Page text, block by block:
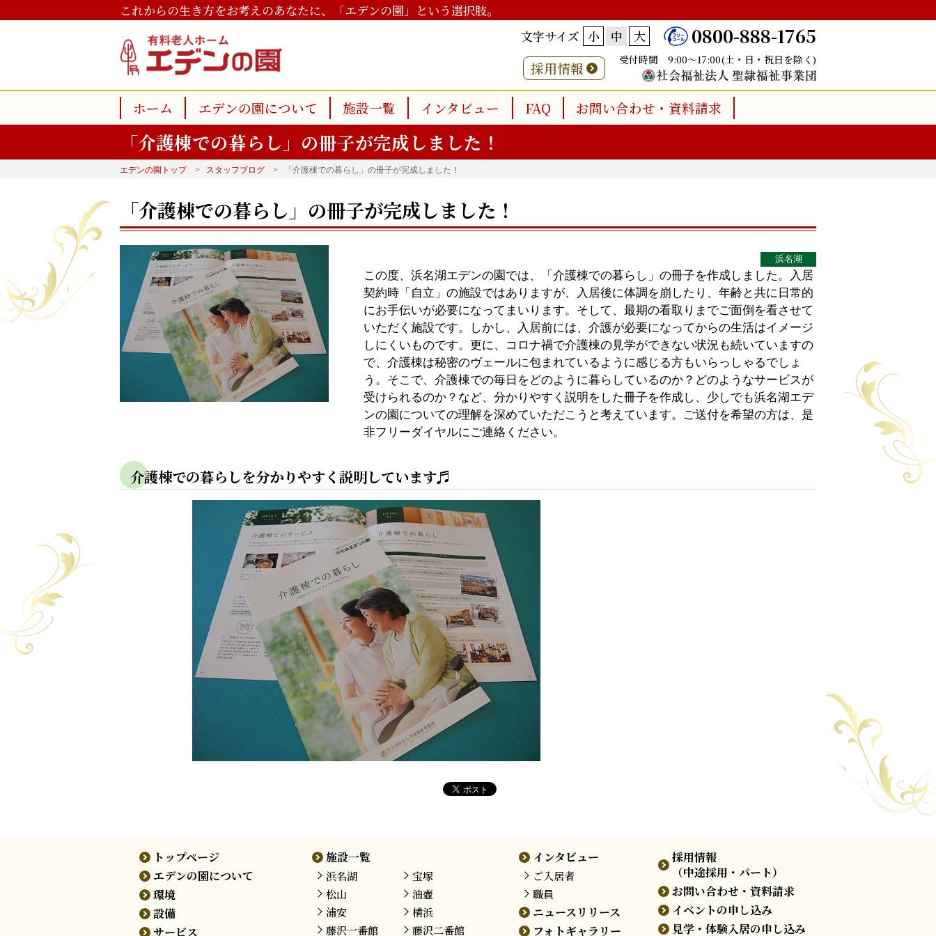
これからの生き方をお考えのあなたに、「エデンの園」という選択肢。
文字サイズ 小 中 大 0800-888-1765
採用情報 受付時間 9:00～17:00(土・日・祝日を除く)
ホーム エデンの園について 施設一覧 インタビュー FAQ お問い合わせ・資料請求
「介護棟での暮らし」の冊子が完成しました！
エデンの園トップ スタッフブログ 「介護棟での暮らし」の冊子が完成しました！
「介護棟での暮らし」の冊子が完成しました！
浜名湖
この度、浜名湖エデンの園では、「介護棟での暮らし」の冊子を作成しました。入居
契約時「自立」の施設ではありますが、入居後に体調を崩したり、年齢と共に日常的
にお手伝いが必要になってまいります。そして、最期の看取りまでご面倒を看させて
いただく施設です。しかし、入居前には、介護が必要になってからの生活はイメージ
しにくいものです。更に、コロナ禍で介護棟の見学ができない状況も続いていますの
で、介護棟は秘密のヴェールに包まれているように感じる方もいらっしゃるでしょ
う。そこで、介護棟での毎日をどのように暮らしているのか？どのようなサービスが
受けられるのか？など、分かりやすく説明をした冊子を作成し、少しでも浜名湖エデ
ンの園についての理解を深めていただこうと考えています。ご送付を希望の方は、是
非フリーダイヤルにご連絡ください。
介護棟での暮らしを分かりやすく説明しています♬
トップページ
エデンの園について
環境
設備
サービス
施設一覧
浜名湖
宝塚
松山
油壺
浦安
横浜
藤沢一番館 藤沢二番館
インタビュー
ご入居者
職員
ニュースリリース
フォトギャラリー
採用情報
（中途採用・パート）
お問い合わせ・資料請求
イベントの申し込み
見学・体験入居の申し込み